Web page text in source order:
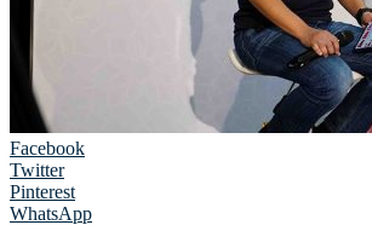
Facebook
Twitter
Pinterest
WhatsApp